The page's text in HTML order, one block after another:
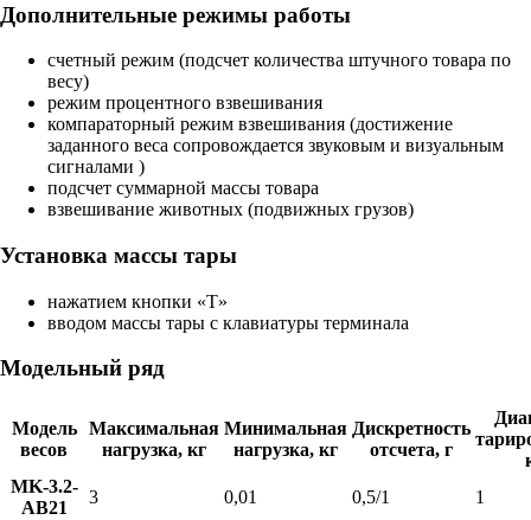
Дополнительные режимы работы
счетный режим (подсчет количества штучного товара по
весу)
режим процентного взвешивания
компараторный режим взвешивания (достижение
заданного веса сопровождается звуковым и визуальным
сигналами )
подсчет суммарной массы товара
взвешивание животных (подвижных грузов)
Установка массы тары
нажатием кнопки «T»
вводом массы тары с клавиатуры терминала
Модельный ряд
Модель
весов
Максимальная
нагрузка, кг
Минимальная
нагрузка, кг
Дискретность
отсчета, г
MK-3.2-
AB21
3 0,01 0,5/1
1